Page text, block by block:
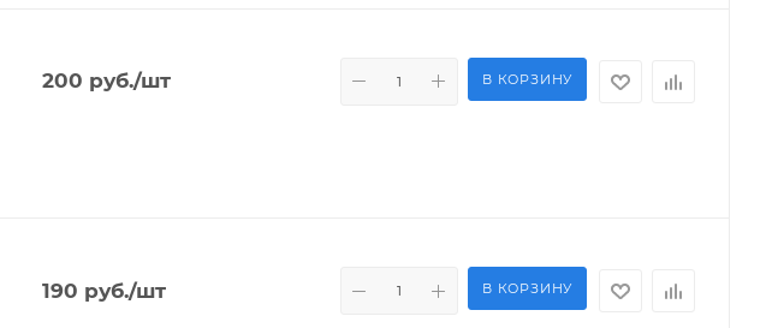
200 руб./шт В КОРЗИНУ
190 руб./шт В КОРЗИНУ